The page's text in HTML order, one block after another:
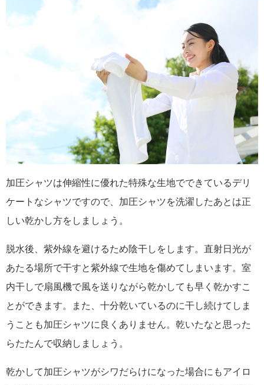
加圧シャツは伸縮性に優れた特殊な生地でできているデリ
ケートなシャツですので、加圧シャツを洗濯したあとは正
しい乾かし方をしましょう。
脱水後、紫外線を避けるため陰干しをします。直射日光が
あたる場所で干すと紫外線で生地を傷めてしまいます。室
内干しで扇風機で風を送りながら乾かしても早く乾かすこ
とができます。また、十分乾いているのに干し続けてしま
うことも加圧シャツに良くありません。乾いたなと思った
らたたんで収納しましょう。
乾かして加圧シャツがシワだらけになった場合にもアイロ